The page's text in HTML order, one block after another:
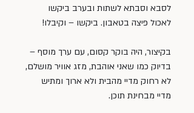
לסבא וסבתא לשתות ובערב ביקשו
לאכול פיצה בטאבון. ביקשו – וקיבלו!
בקיצור, היה בוקר קסום, עם ערך מוסף –
בדיוק כמו שאני אוהבת, מזג אוויר מושלם,
לא רחוק מדיי מהבית ולא ארוך ומתיש
מדיי מבחינת תוכן.